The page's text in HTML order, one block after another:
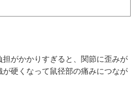
担がかかりすぎると、関節に歪みが
が硬くなって鼠径部の痛みにつなが